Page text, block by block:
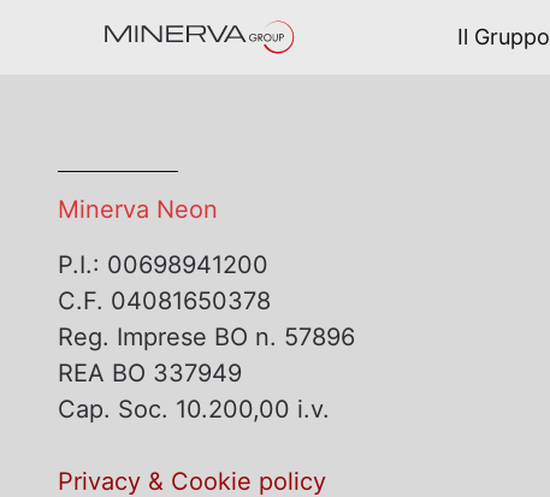
Navigazione
Salta al contenuto Il Gruppo
Minerva Neon
P.I.: 00698941200
C.F. 04081650378
Reg. Imprese BO n. 57896
REA BO 337949
Cap. Soc. 10.200,00 i.v.
Privacy & Cookie policy